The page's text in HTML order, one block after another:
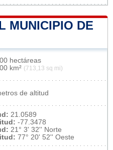
MUNICIPIO DE
hectáreas
km² (713,13 sq mi)
de altitud
21.0589
-77.3478
21° 3' 32'' Norte
77° 20' 52'' Oeste